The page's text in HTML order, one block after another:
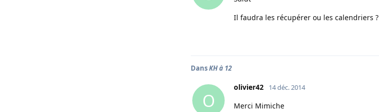
Il faudra les récupérer ou les calendriers ?
DansKH à 12
O
olivier42 14 déc. 2014
Merci Mimiche